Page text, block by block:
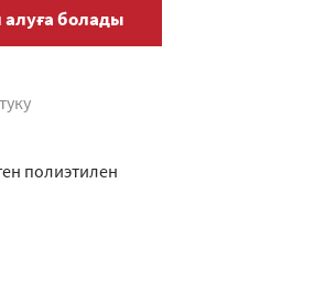
алуға болады
полиэтилен